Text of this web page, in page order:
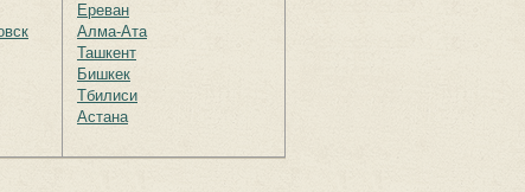
Ереван
Алма-Ата
Ташкент
Бишкек
Тбилиси
Астана